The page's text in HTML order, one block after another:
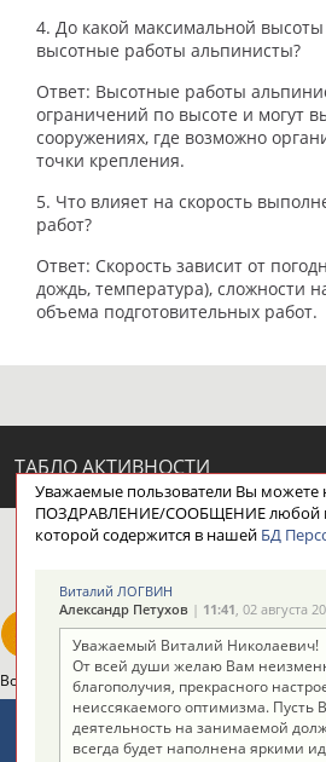
4. До какой максимальной
высотные работы альпинисты?
Ответ: Высотные работы
ограничений по высоте и могут
сооружениях, где возможно
точки крепления.
5. Что влияет на скорость
работ?
Ответ: Скорость зависит от
дождь, температура), сложности
объема подготовительных работ.
ТАБЛО АКТИВНОСТИ
ЦЕЛИ ПРОЕКТА
Вопросы сотрудничества и совместной
Адресов в новостной рассылке: 996
Уважаемые пользователи Вы
ПОЗДРАВЛЕНИЕ/СООБЩЕНИЕ любой
которой содержится в нашей БД
Виталий ЛОГВИН
Александр Петухов| 11:41, 02 августа
Уважаемый Виталий Николаевич!
От всей души желаю Вам
благополучия, прекрасного
неиссякаемого оптимизма. Пусть
деятельность на занимаемой
всегда будет наполнена яркими